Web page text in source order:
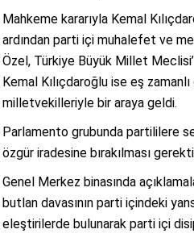
Mahkeme kararıyla Kemal
ardından parti içi muhalefet ve
Özel, Türkiye Büyük Millet
Kemal Kılıçdaroğlu ise eş
milletvekilleriyle bir araya geldi.
Parlamento grubunda partililere
özgür iradesine bırakılması
Genel Merkez binasında
butlan davasının parti içindeki
eleştirilerde bulunarak parti içi